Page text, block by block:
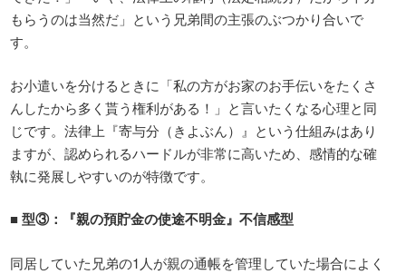
もらうのは当然だ」という兄弟間の主張のぶつかり合いで
す。
お小遣いを分けるときに「私の方がお家のお手伝いをたくさ
んしたから多く貰う権利がある！」と言いたくなる心理と同
じです。法律上『寄与分（きよぶん）』という仕組みはあり
ますが、認められるハードルが非常に高いため、感情的な確
執に発展しやすいのが特徴です。
■型③：『親の預貯金の使途不明金』不信感型
同居していた兄弟の1人が親の通帳を管理していた場合によく